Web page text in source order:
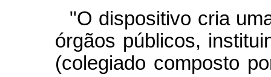
"O dispositivo cria
órgãos públicos,
(colegiado composto